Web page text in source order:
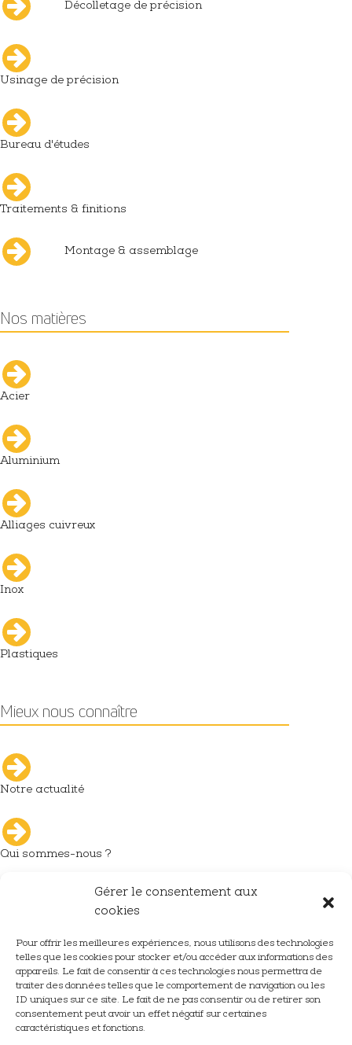
Gérer le consentement aux
cookies
Pour offrir les meilleures expériences, nous utilisons des technologies
telles que les cookies pour stocker et/ou accéder aux informations des
appareils. Le fait de consentir à ces technologies nous permettra de
traiter des données telles que le comportement de navigation ou les
ID uniques sur ce site. Le fait de ne pas consentir ou de retirer son
consentement peut avoir un effet négatif sur certaines
caractéristiques et fonctions.
Décolletage de précision
Usinage de précision
Bureau d'études
Traitements & finitions
Montage & assemblage
Nos matières
Acier
Aluminium
Alliages cuivreux
Inox
Plastiques
Mieux nous connaître
Notre actualité
Qui sommes-nous ?
L'industrie du décolletage
Nous rejoindre
Nous contacter